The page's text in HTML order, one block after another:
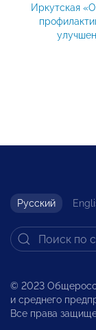
Иркутская
Русский
© 2023
и среднего
Все права